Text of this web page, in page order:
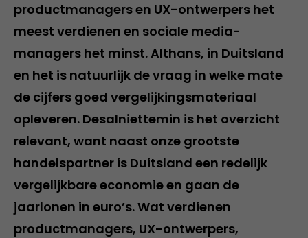
productmanagers en UX-ontwerpers het
meest verdienen en sociale media-
managers het minst. Althans, in Duitsland
en het is natuurlijk de vraag in welke mate
de cijfers goed vergelijkingsmateriaal
opleveren. Desalniettemin is het overzicht
relevant, want naast onze grootste
handelspartner is Duitsland een redelijk
vergelijkbare economie en gaan de
jaarlonen in euro’s. Wat verdienen
productmanagers, UX-ontwerpers,